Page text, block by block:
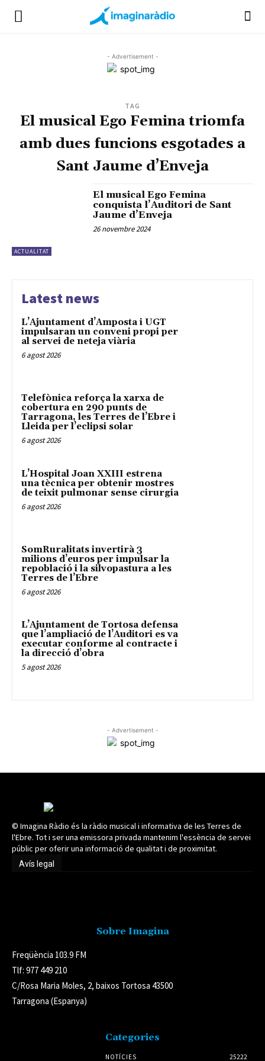
- Advertisement -
TAG
El musical Ego Femina triomfa
amb dues funcions esgotades a
Sant Jaume d’Enveja
ACTUALITAT
El musical Ego Femina
conquista l’Auditori de Sant
Jaume d’Enveja
26 novembre 2024
Latest news
L’Ajuntament d’Amposta i UGT
impulsaran un conveni propi per
al servei de neteja viària
6 agost 2026
Telefònica reforça la xarxa de
cobertura en 290 punts de
Tarragona, les Terres de l’Ebre i
Lleida per l’eclipsi solar
6 agost 2026
L’Hospital Joan XXIII estrena
una tècnica per obtenir mostres
de teixit pulmonar sense cirurgia
6 agost 2026
SomRuralitats invertirà 3
milions d’euros per impulsar la
repoblació i la silvopastura a les
Terres de l’Ebre
6 agost 2026
L’Ajuntament de Tortosa defensa
que l’ampliació de l’Auditori es va
executar conforme al contracte i
la direcció d’obra
5 agost 2026
- Advertisement -
© Imagina Ràdio és la ràdio musical i informativa de les Terres de
l'Ebre. Tot i ser una emissora privada mantenim l'essència de servei
públic per oferir una informació de qualitat i de proximitat.
Avís legal
Sobre Imagina
Freqüència 103.9 FM
Tlf: 977 449 210
C/Rosa Maria Moles, 2, baixos Tortosa 43500
Tarragona (Espanya)
Categories
NOTÍCIES 25222